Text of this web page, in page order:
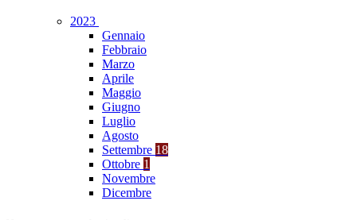
2023
Gennaio
Febbraio
Marzo
Aprile
Maggio
Giugno
Luglio
Agosto
Settembre 18
Ottobre 1
Novembre
Dicembre